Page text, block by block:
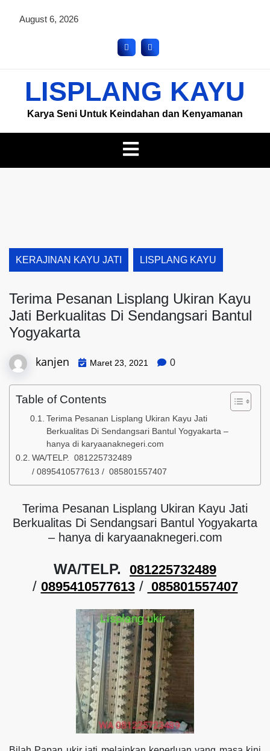
August 6, 2026
LISPLANG KAYU
Karya Seni Untuk Keindahan dan Kenyamanan
KERAJINAN KAYU JATI LISPLANG KAYU
Terima Pesanan Lisplang Ukiran Kayu
Jati Berkualitas Di Sendangsari Bantul
Yogyakarta
kanjen Maret 23, 2021 0
Table of Contents
Terima Pesanan Lisplang Ukiran Kayu Jati
Berkualitas Di Sendangsari Bantul Yogyakarta –
hanya di karyaanaknegeri.com
WA/TELP. 081225732489
/ 0895410577613 / 085801557407
Terima Pesanan Lisplang Ukiran Kayu Jati
Berkualitas Di Sendangsari Bantul Yogyakarta
– hanya di karyaanaknegeri.com
WA/TELP. 081225732489
/ 0895410577613/ 085801557407